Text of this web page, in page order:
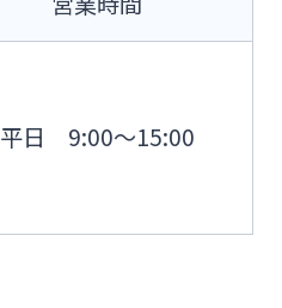
平日 9:00～15:00